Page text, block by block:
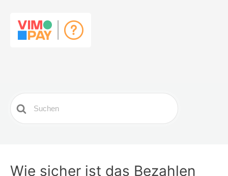
Search
For
Wie sicher ist das Bezahlen